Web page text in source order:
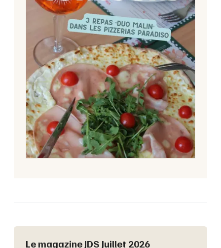
Le magazine JDS Juillet 2026